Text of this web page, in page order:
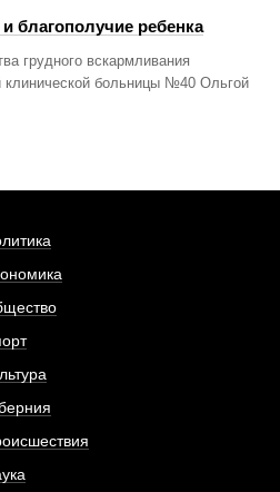
благополучие ребенка
грудного вскармливания
клинической больницы №40 Ольгой